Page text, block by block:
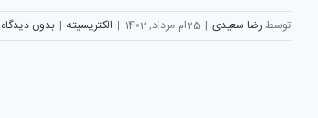
توسط رضا سعیدی | 25ام مرداد, 1402 | الکتریسیته | بدون دیدگاه